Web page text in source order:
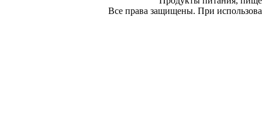
Все права защищены. При